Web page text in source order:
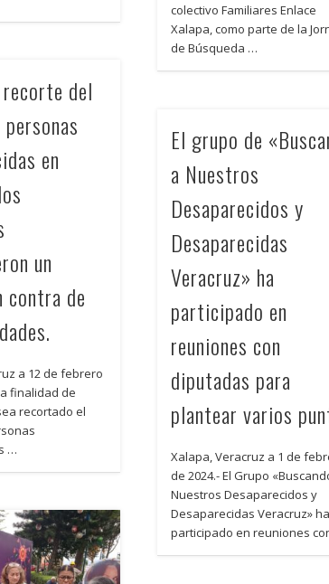
colectivo Familiares Enlace
Xalapa, como parte de la
de Búsqueda …
del
en
un
contra de
a 12 de febrero
finalidad de
recortado el
…
El grupo de
a Nuestros
Desaparecidos y
Desaparecidas
Veracruz» ha
participado en
reuniones con
diputadas para
plantear varios
Xalapa, Veracruz a 1 de
de 2024.- El Grupo
Nuestros Desaparecidos y
Desaparecidas Veracruz» ha
participado en reuniones